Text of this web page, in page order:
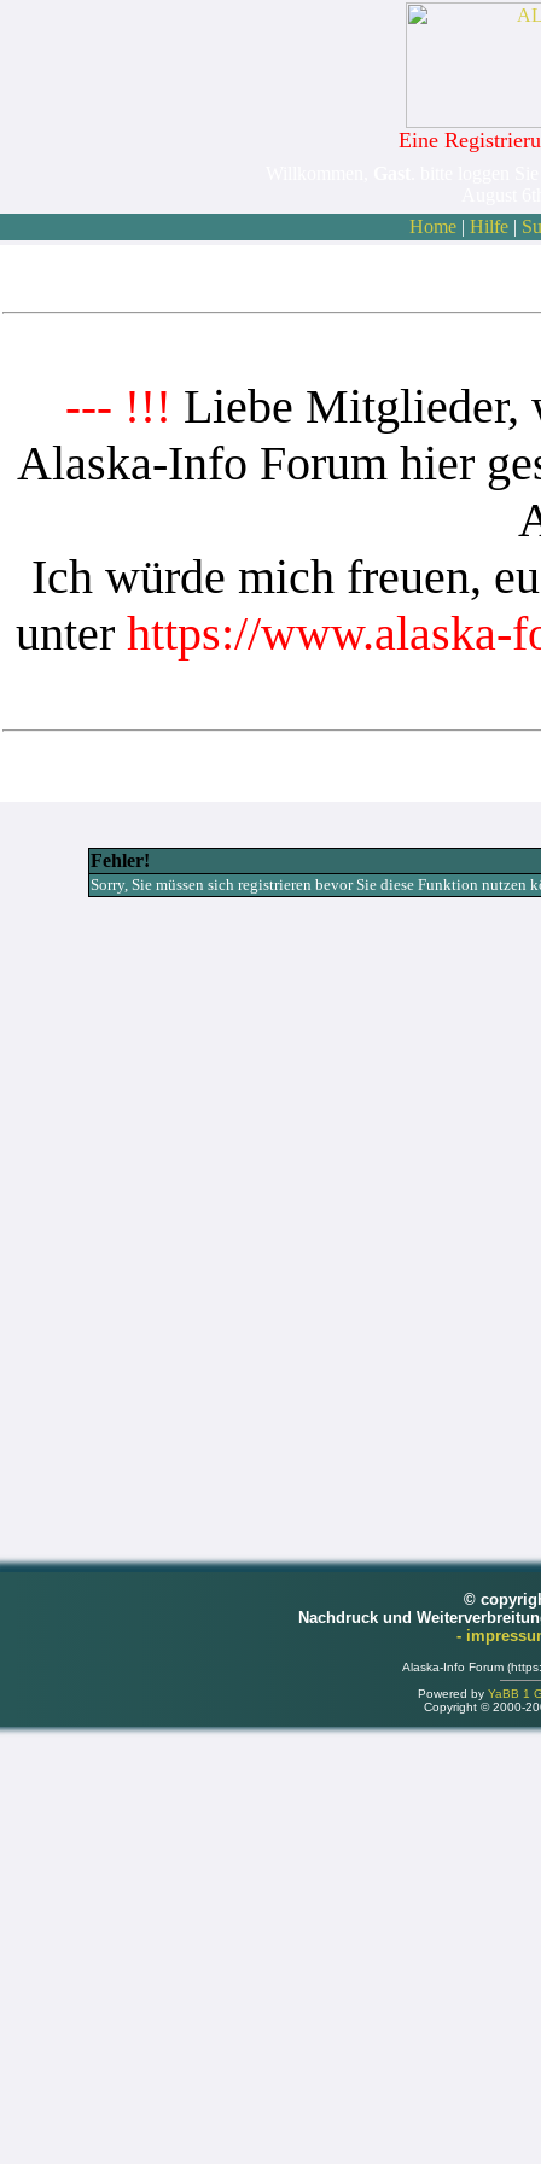
Eine
Home| Hilfe|
--- !!! Liebe Mitglieder,
Alaska-Info Forum hier
Ich würde mich freuen,
unter https://www.alaska-
Fehler!
Sorry, Sie müssen sich registrieren bevor Sie diese Funktion nutzen
©
Nachdruck und
-
Alaska-Info Forum
Powered by YaBB 1
Copyright © 2000-